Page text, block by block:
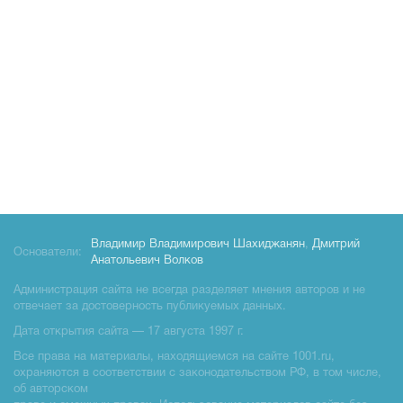
Основатели:
Владимир Владимирович Шахиджанян, Дмитрий
Анатольевич Волков
Администрация сайта не всегда разделяет мнения авторов и не
отвечает за достоверность публикуемых данных.
Дата открытия сайта — 17 августа 1997 г.
Все права на материалы, находящиемся на сайте 1001.ru,
охраняются в соответствии с законодательством РФ, в том числе,
об авторском